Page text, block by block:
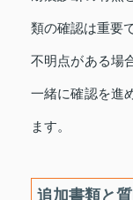
類の確認は重要
不明点がある場
一緒に確認を進
ます。
追加書類と